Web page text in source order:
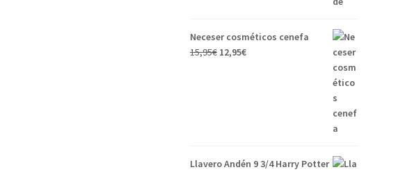
Neceser cosméticos cenefa
15,95€ 12,95€
Llavero Andén 9 3/4 Harry Potter